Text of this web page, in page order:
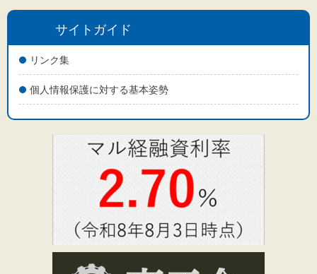
サイトガイド
リンク集
個人情報保護に対する基本姿勢